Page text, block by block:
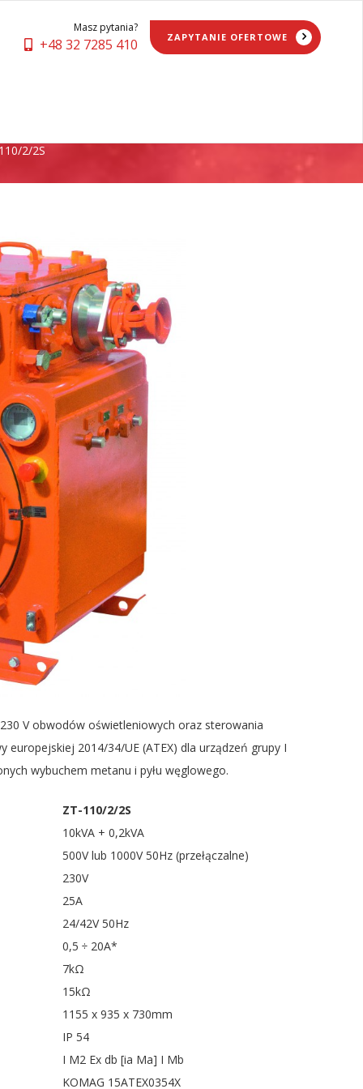
Masz pytania?
+48 32 7285 410 ZAPYTANIE OFERTOWE
2/2S
V obwodów oświetleniowych oraz sterowania
2014/34/UE (ATEX) dla urządzeń grupy I
wybuchem metanu i pyłu węglowego.
ZT-110/2/2S
10kVA + 0,2kVA
500V lub 1000V 50Hz (przełączalne)
230V
25A
24/42V 50Hz
0,5 ÷ 20A*
7kΩ
15kΩ
1155 x 935 x 730mm
IP 54
I M2 Ex db [ia Ma] I Mb
KOMAG 15ATEX0354X